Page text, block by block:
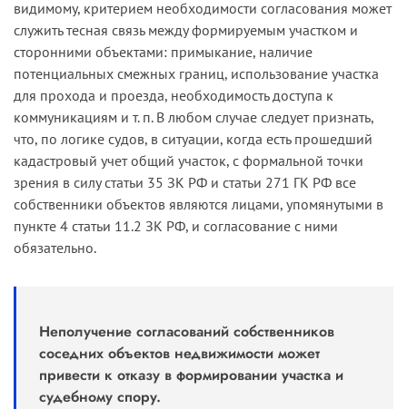
видимому, критерием необходимости согласования может
служить тесная связь между формируемым участком и
сторонними объектами: примыкание, наличие
потенциальных смежных границ, использование участка
для прохода и проезда, необходимость доступа к
коммуникациям и т. п. В любом случае следует признать,
что, по логике судов, в ситуации, когда есть прошедший
кадастровый учет общий участок, с формальной точки
зрения в силу статьи 35 ЗК РФ и статьи 271 ГК РФ все
собственники объектов являются лицами, упомянутыми в
пункте 4 статьи 11.2 ЗК РФ, и согласование с ними
обязательно.
Неполучение согласований собственников
соседних объектов недвижимости может
привести к отказу в формировании участка и
судебному спору.